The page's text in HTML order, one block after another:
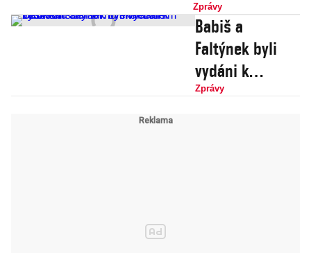
bere dotace pro
malé firmy.
Tentokrát na
chov koz a ovcí
Zprávy
Babiš a
Faltýnek byli
vydáni k
trestnímu
Zprávy